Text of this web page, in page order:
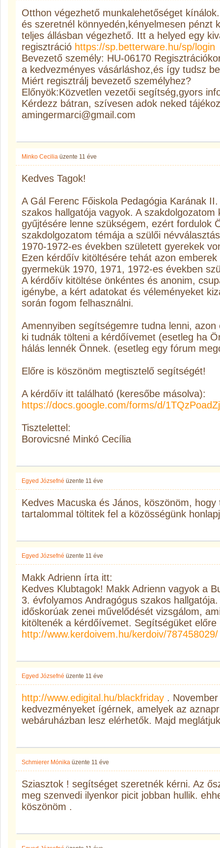
Otthon végezhető munkalehetőséget
és szeretnél könnyedén,kényelmesen pénzt
teljes állásban végezhető. Itt a helyed egy
regisztráció https://sp.betterware.hu/sp/login
Bevezető személy: HU-06170
a kedvezményes vásárláshoz,és így tudsz
Miért regisztrálj bevezető személyhez?
Előnyök:Közvetlen vezetői segítség,gyors
Kérdezz bátran, szívesen adok neked
amingermarci@gmail.com
Minko Cecilia üzente 11 éve
Kedves Tagok!
A Gál Ferenc Főiskola Pedagógia Karának
szakos hallgatója vagyok. A
gyűjtésére lenne szükségem, ezért fordulok
szakdolgozatom témája a szülői
1970-1972-es években született gyerekek
Ezen kérdőív kitöltésére tehát azon
gyermekük 1970, 1971, 1972-es években
A kérdőív kitöltése önkéntes és anonim,
igénybe, a kért adatokat és véleményeket
során fogom felhasználni.
Amennyiben segítségemre tudna lenni,
ki tudnák tölteni a kérdőívemet (esetleg ha
hálás lennék Önnek. (esetleg egy fórum
Előre is köszönöm megtisztelő segítségét!
A kérdőív itt található (keresőbe másolva):
https://docs.google.com/forms/d/
Tisztelettel:
Borovicsné Minkó Cecília
Egyed Józsefné üzente 11 éve
Kedves Macuska és János, köszönöm,
tartalommal töltitek fel a közösségünk
Egyed Józsefné üzente 11 éve
Makk Adrienn írta itt:
Kedves Klubtagok! Makk Adrienn vagyok a
3. évfolyamos Andragógus szakos
időskorúak zenei művelődését vizsgálom,
kitöltenék a kérdőívemet. Segítségüket
http://www.kerdoivem.hu/kerdoiv/787458029/
Egyed Józsefné üzente 11 éve
http://www.edigital.hu/blackfriday .
kedvezményeket ígérnek, amelyek az
webáruházban lesz elérhetők. Majd
Schmierer Mónika üzente 11 éve
Sziasztok ! segítséget szeretnék kérni. Az
meg szenvedi ilyenkor picit jobban hullik.
köszönöm .